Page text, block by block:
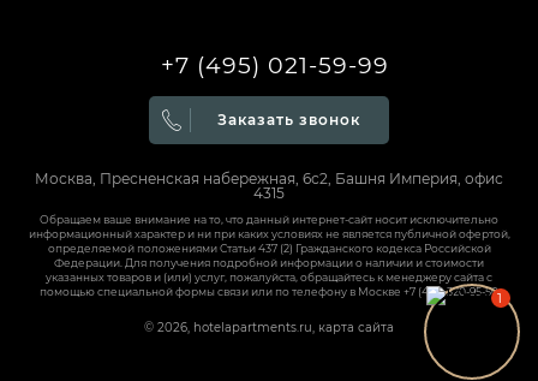
+7 (495) 021-59-99
Заказать звонок
Москва, Пресненская набережная, 6с2, Башня Империя, офис
4315
Обращаем ваше внимание на то, что данный интернет-сайт носит исключительно
информационный характер и ни при каких условиях не является публичной офертой,
определяемой положениями Статьи 437 (2) Гражданского кодекса Российской
Федерации. Для получения подробной информации о наличии и стоимости
указанных товаров и (или) услуг, пожалуйста, обращайтесь к менеджеру сайта с
помощью специальной формы связи или по телефону в Москве +7 (495) 320-95-50
© 2026, hotelapartments.ru, карта сайта